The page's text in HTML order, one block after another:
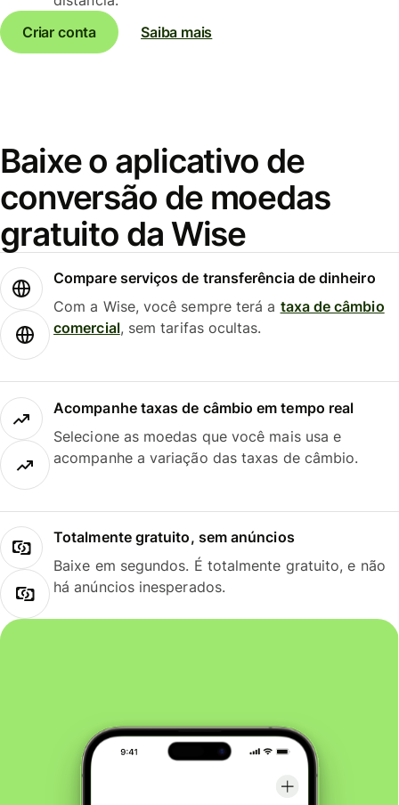
Criar conta
Saiba mais
Baixe o aplicativo de
conversão de moedas
gratuito da Wise
Compare serviços de transferência de dinheiro
Com a Wise, você sempre terá a taxa de câmbio
comercial, sem tarifas ocultas.
Acompanhe taxas de câmbio em tempo real
Selecione as moedas que você mais usa e
acompanhe a variação das taxas de câmbio.
Totalmente gratuito, sem anúncios
Baixe em segundos. É totalmente gratuito, e não
há anúncios inesperados.